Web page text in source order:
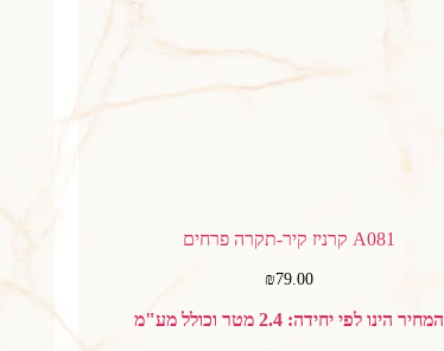
A081 קרניז קיר-תקרה פרחים
₪79.00
המחיר הינו לפי יחידה: 2.4 מטר וכולל מע"מ